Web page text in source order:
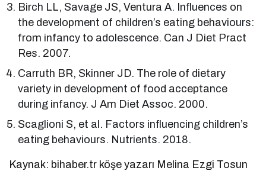
Birch LL, Savage JS, Ventura A. Influences on
the development of children’s eating behaviours:
from infancy to adolescence. Can J Diet Pract
Res. 2007.
Carruth BR, Skinner JD. The role of dietary
variety in development of food acceptance
during infancy. J Am Diet Assoc. 2000.
Scaglioni S, et al. Factors influencing children’s
eating behaviours. Nutrients. 2018.
Kaynak: bihaber.tr köşe yazarı Melina Ezgi Tosun